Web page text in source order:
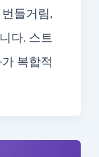
들거림,
다. 스트
복합적